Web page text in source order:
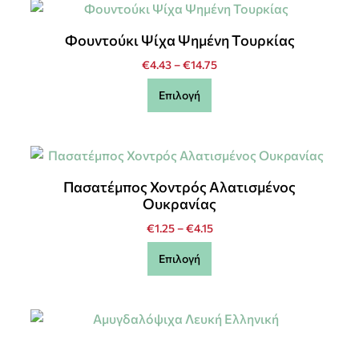
Φουντούκι Ψίχα Ψημένη Τουρκίας
€4.43–€14.75
Επιλογή
Πασατέμπος Χοντρός Αλατισμένος
Ουκρανίας
€1.25 – €4.15
Επιλογή